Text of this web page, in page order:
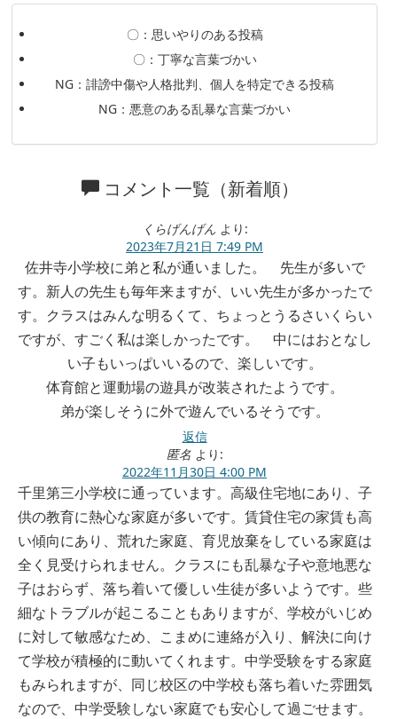
〇：思いやりのある投稿
〇：丁寧な言葉づかい
NG：誹謗中傷や人格批判、個人を特定できる投稿
NG：悪意のある乱暴な言葉づかい
コメント一覧（新着順）
くらげんげん より:
2023年7月21日 7:49 PM
佐井寺小学校に弟と私が通いました。 先生が多いで
す。新人の先生も毎年来ますが、いい先生が多かったで
す。クラスはみんな明るくて、ちょっとうるさいくらい
ですが、すごく私は楽しかったです。 中にはおとなし
い子もいっぱいいるので、楽しいです。
体育館と運動場の遊具が改装されたようです。
弟が楽しそうに外で遊んでいるそうです。
返信
匿名 より:
2022年11月30日 4:00 PM
千里第三小学校に通っています。高級住宅地にあり、子
供の教育に熱心な家庭が多いです。賃貸住宅の家賃も高
い傾向にあり、荒れた家庭、育児放棄をしている家庭は
全く見受けられません。クラスにも乱暴な子や意地悪な
子はおらず、落ち着いて優しい生徒が多いようです。些
細なトラブルが起こることもありますが、学校がいじめ
に対して敏感なため、こまめに連絡が入り、解決に向け
て学校が積極的に動いてくれます。中学受験をする家庭
もみられますが、同じ校区の中学校も落ち着いた雰囲気
なので、中学受験しない家庭でも安心して過ごせます。